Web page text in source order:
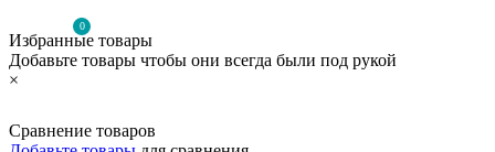
0
Избранные товары
Добавьте товары чтобы они всегда были под рукой
×
Сравнение товаров